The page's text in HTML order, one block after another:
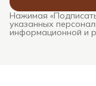
Нажимая
указанных
информационной и